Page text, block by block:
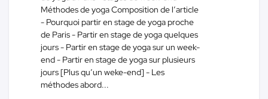
Méthodes de yoga Composition de l’article
- Pourquoi partir en stage de yoga proche
de Paris - Partir en stage de yoga quelques
jours - Partir en stage de yoga sur un week-
end - Partir en stage de yoga sur plusieurs
jours [Plus qu’un weke-end] - Les
méthodes abord...